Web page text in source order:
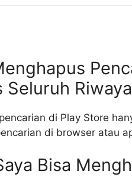
Seluruh
di Play Store
di browser atau
Bisa